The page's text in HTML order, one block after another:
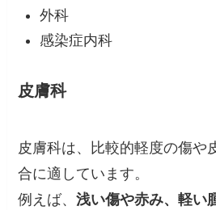
外科
感染症内科
皮膚科
皮膚科は、比較的軽度の傷や
合に適しています。
例えば、浅い傷や赤み、軽い